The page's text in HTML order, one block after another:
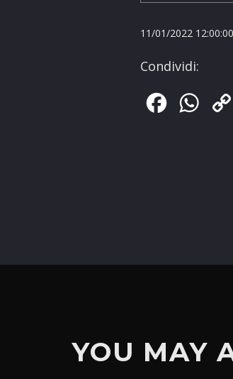
11/01/2022
Condividi:
Facebook
YOU MAY